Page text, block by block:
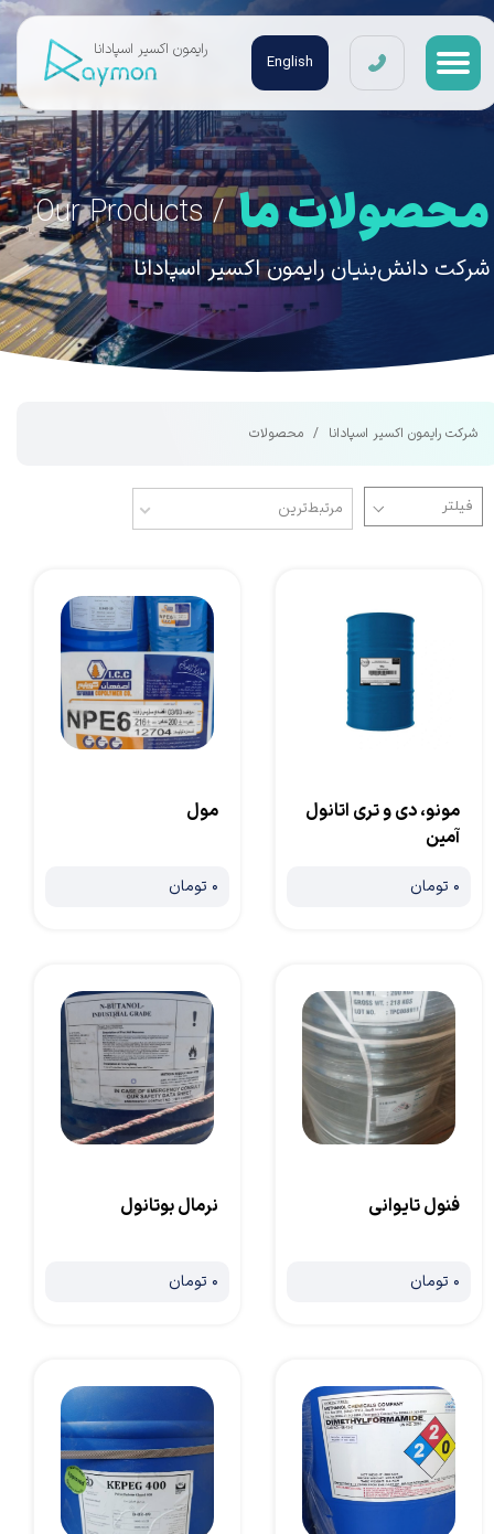
محصولات ما
شرکت دانش‌بنیان ​رایمون اکسیر اسپادانا
/ Our Products
شرکت رایمون اکسیر اسپادانا محصولات
مرتبط‌ترین
مونو، دی و تری اتانول
آمین
۰ تومان
مول
۰ تومان
فنول تایوانی
۰ تومان
نرمال بوتانول
۰ تومان
​رایمون اکسیر اسپادانا
English